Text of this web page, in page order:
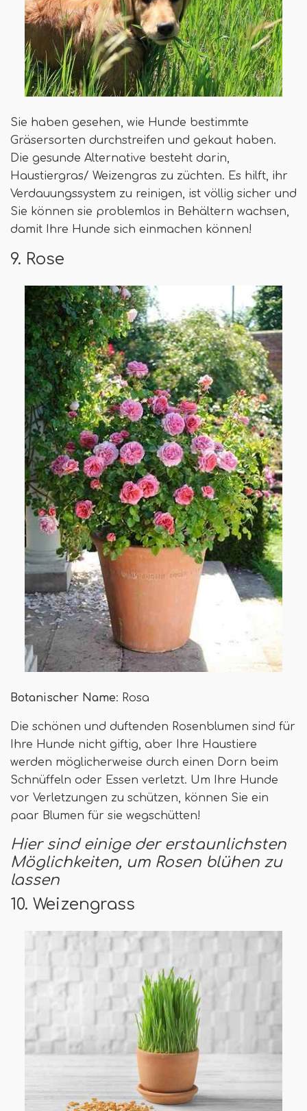
Sie haben gesehen, wie Hunde bestimmte
Gräsersorten durchstreifen und gekaut haben.
Die gesunde Alternative besteht darin,
Haustiergras/ Weizengras zu züchten. Es hilft, ihr
Verdauungssystem zu reinigen, ist völlig sicher und
Sie können sie problemlos in Behältern wachsen,
damit Ihre Hunde sich einmachen können!
9. Rose
Botanischer Name: Rosa
Die schönen und duftenden Rosenblumen sind für
Ihre Hunde nicht giftig, aber Ihre Haustiere
werden möglicherweise durch einen Dorn beim
Schnüffeln oder Essen verletzt. Um Ihre Hunde
vor Verletzungen zu schützen, können Sie ein
paar Blumen für sie wegschütten!
Hier sind einige der erstaunlichsten
Möglichkeiten, um Rosen blühen zu
lassen
10. Weizengrass